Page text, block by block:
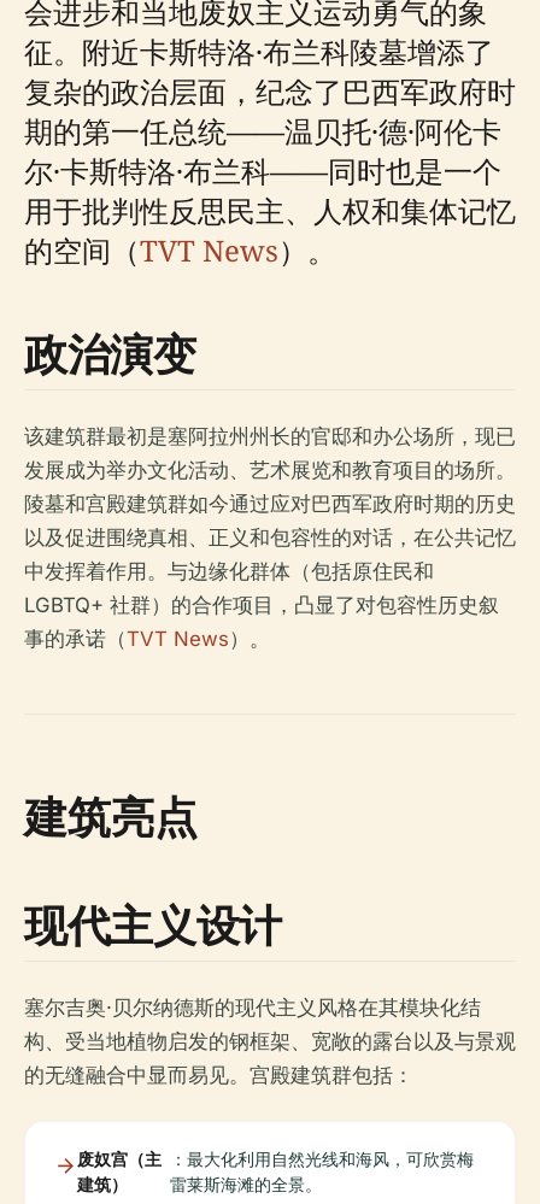
会进步和当地废奴主义运动勇气的象
征。附近卡斯特洛·布兰科陵墓增添了
复杂的政治层面，纪念了巴西军政府时
期的第一任总统——温贝托·德·阿伦卡
尔·卡斯特洛·布兰科——同时也是一个
用于批判性反思民主、人权和集体记忆
的空间（TVT News）。
政治演变
该建筑群最初是塞阿拉州州长的官邸和办公场所，现已
发展成为举办文化活动、艺术展览和教育项目的场所。
陵墓和宫殿建筑群如今通过应对巴西军政府时期的历史
以及促进围绕真相、正义和包容性的对话，在公共记忆
中发挥着作用。与边缘化群体（包括原住民和
LGBTQ+ 社群）的合作项目，凸显了对包容性历史叙
事的承诺（TVT News）。
建筑亮点
现代主义设计
塞尔吉奥·贝尔纳德斯的现代主义风格在其模块化结
构、受当地植物启发的钢框架、宽敞的露台以及与景观
的无缝融合中显而易见。宫殿建筑群包括：
废奴宫（主
建筑）
：最大化利用自然光线和海风，可欣赏梅
雷莱斯海滩的全景。